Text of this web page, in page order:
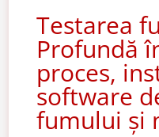
Testarea
Profundă
proces,
software
fumului și